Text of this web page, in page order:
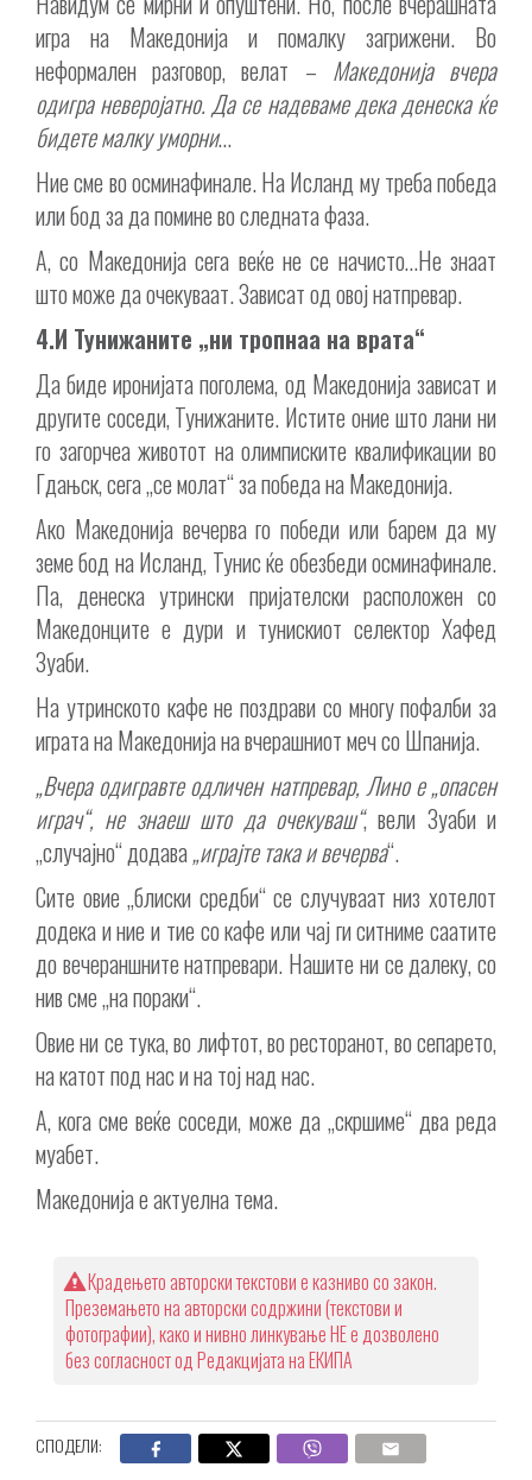
игра на Македонија и помалку загрижени. Во
неформален разговор, велат – Македонија вчера
одигра неверојатно. Да се надеваме дека денеска ќе
бидете малку уморни…
Ние сме во осминафинале. На Исланд му треба победа
или бод за да помине во следната фаза.
А, со Македонија сега веќе не се начисто…Не знаат
што може да очекуваат. Зависат од овој натпревар.
4.И Тунижаните „ни тропнаа на врата“
Да биде иронијата поголема, од Македонија зависат и
другите соседи, Тунижаните. Истите оние што лани ни
го загорчеа животот на олимписките квалификации во
Гдањск, сега „се молат“ за победа на Македонија.
Ако Македонија вечерва го победи или барем да му
земе бод на Исланд, Тунис ќе обезбеди осминафинале.
Па, денеска утрински пријателски расположен со
Македонците е дури и тунискиот селектор Хафед
Зуаби.
На утринското кафе не поздрави со многу пофалби за
играта на Македонија на вчерашниот меч со Шпанија.
„Вчера одигравте одличен натпревар, Лино е „опасен
играч“, не знаеш што да очекуваш“, вели Зуаби и
„случајно“ додава„играјте така и вечерва“.
Сите овие „блиски средби“ се случуваат низ хотелот
додека и ние и тие со кафе или чај ги ситниме саатите
до вечераншните натпревари. Нашите ни се далеку, со
нив сме „на пораки“.
Овие ни се тука, во лифтот, во ресторанот, во сепарето,
на катот под нас и на тој над нас.
А, кога сме веќе соседи, може да „скршиме“ два реда
муабет.
Македонија е актуелна тема.
Крадењето авторски текстови е казниво со закон.
Преземањето на авторски содржини (текстови и
фотографии), како и нивно линкување НЕ е дозволено
без согласност од Редакцијата на ЕКИПА
СПОДЕЛИ: